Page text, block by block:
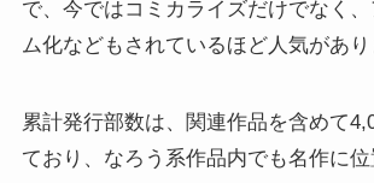
で、今ではコミカライズだけでなく
ム化などもされているほど人気があり
累計発行部数は、関連作品を含めて
ており、なろう系作品内でも名作に